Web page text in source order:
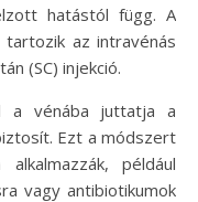
hatástól függ. A
az intravénás
(SC) injekció.
a vénába juttatja a
Ezt a módszert
például
vagy antibiotikumok